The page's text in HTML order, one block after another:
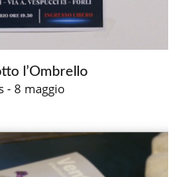
l’Ombrello
- 8 maggio